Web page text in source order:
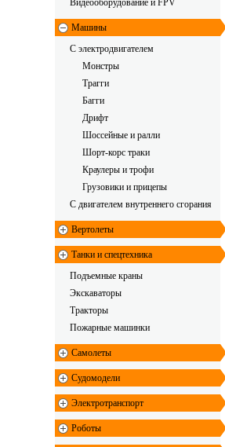
Видеооборудование и FPV
Машины
С электродвигателем
Монстры
Трагги
Багги
Дрифт
Шоссейные и ралли
Шорт-корс траки
Краулеры и трофи
Грузовики и прицепы
С двигателем внутреннего сгорания
Вертолеты
Танки и спецтехника
Подъемные краны
Экскаваторы
Тракторы
Пожарные машинки
Самолеты
Судомодели
Электротранспорт
Роботы